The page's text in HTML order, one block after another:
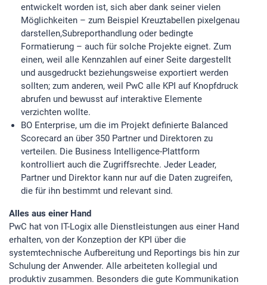
entwickelt worden ist, sich aber dank seiner vielen
Möglichkeiten – zum Beispiel Kreuztabellen pixelgenau
darstellen,Subreporthandlung oder bedingte
Formatierung – auch für solche Projekte eignet. Zum
einen, weil alle Kennzahlen auf einer Seite dargestellt
und ausgedruckt beziehungsweise exportiert werden
sollten; zum anderen, weil PwC alle KPI auf Knopfdruck
abrufen und bewusst auf interaktive Elemente
verzichten wollte.
BO Enterprise, um die im Projekt definierte Balanced
Scorecard an über 350 Partner und Direktoren zu
verteilen. Die Business Intelligence-Plattform
kontrolliert auch die Zugriffsrechte. Jeder Leader,
Partner und Direktor kann nur auf die Daten zugreifen,
die für ihn bestimmt und relevant sind.
Alles aus einer Hand
PwC hat von IT-Logix alle Dienstleistungen aus einer Hand
erhalten, von der Konzeption der KPI über die
systemtechnische Aufbereitung und Reportings bis hin zur
Schulung der Anwender. Alle arbeiteten kollegial und
produktiv zusammen. Besonders die gute Kommunikation